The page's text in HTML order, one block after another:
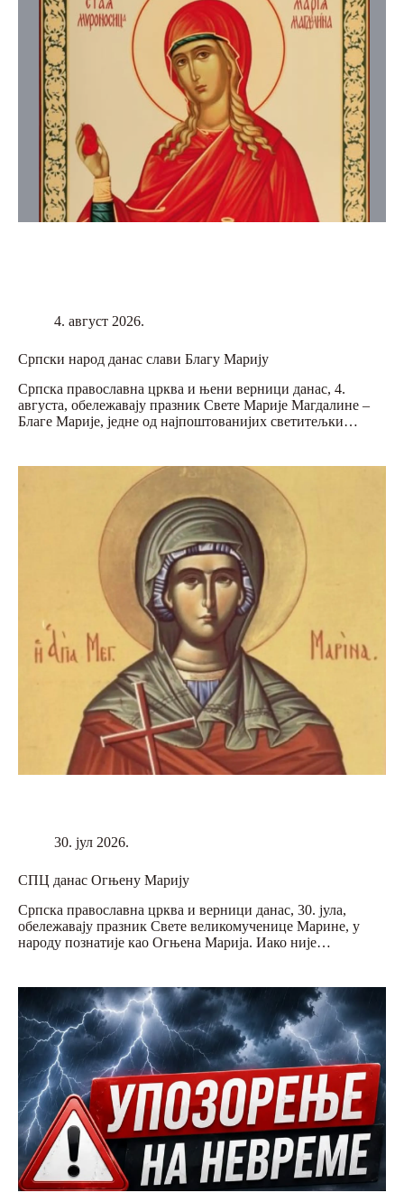
4. август 2026.
Српски народ данас слави Благу Марију
Српска православна црква и њени верници данас, 4.
августа, обележавају празник Свете Марије Магдалине –
Благе Марије, једне од најпоштованијих светитељки…
30. јул 2026.
СПЦ данас Огњену Марију
Српска православна црква и верници данас, 30. јула,
обележавају празник Свете великомученице Марине, у
народу познатије као Огњена Марија. Иако није…